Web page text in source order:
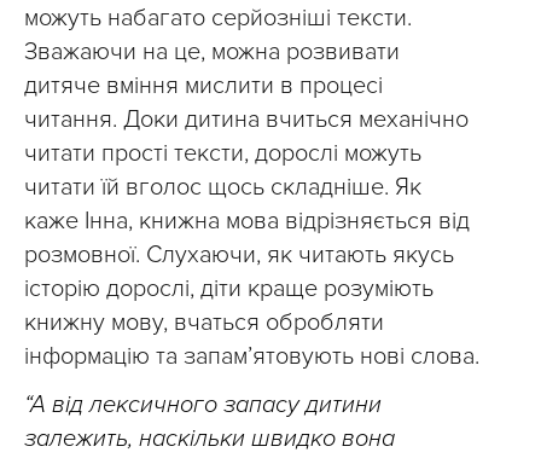
можуть набагато серйозніші тексти.
Зважаючи на це, можна розвивати
дитяче вміння мислити в процесі
читання. Доки дитина вчиться механічно
читати прості тексти, дорослі можуть
читати їй вголос щось складніше. Як
каже Інна, книжна мова відрізняється від
розмовної. Слухаючи, як читають якусь
історію дорослі, діти краще розуміють
книжну мову, вчаться обробляти
інформацію та запам’ятовують нові слова.
“А від лексичного запасу дитини
залежить, наскільки швидко вона